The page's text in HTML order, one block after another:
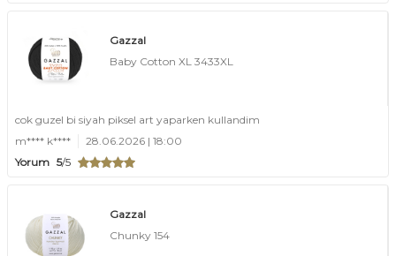
Gazzal
Baby Cotton XL 3433XL
cok guzel bi siyah piksel art yaparken kullandim
m**** k****
28.06.2026 | 18:00
Yorum 5/5
Gazzal
Chunky 154